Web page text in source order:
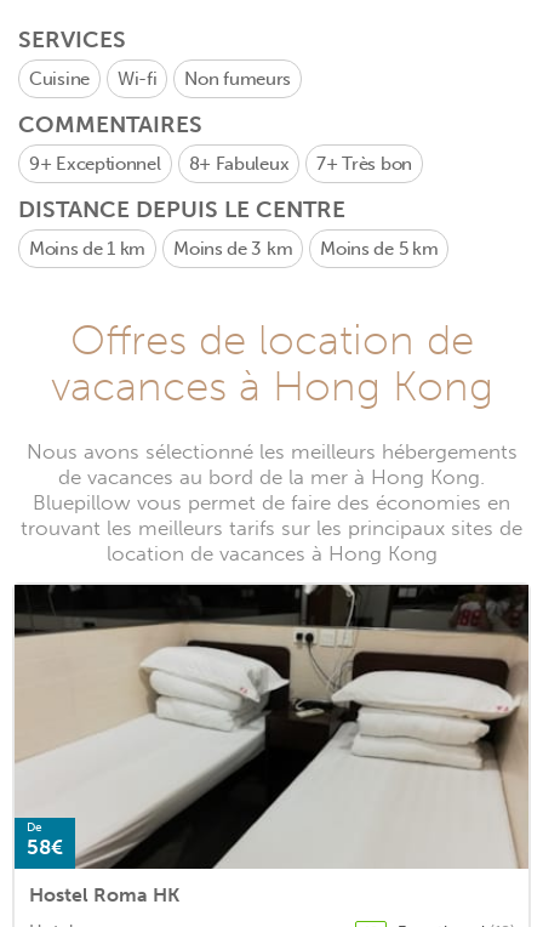
SERVICES
Cuisine Wi-fi Non fumeurs
COMMENTAIRES
9+ Exceptionnel 8+ Fabuleux 7+Très bon
DISTANCE DEPUIS LE CENTRE
Moins de 1 km Moins de 3 km Moins de 5 km
Offres de location de
vacances à Hong Kong
Nous avons sélectionné les meilleurs hébergements
de vacances au bord de la mer à Hong Kong.
Bluepillow vous permet de faire des économies en
trouvant les meilleurs tarifs sur les principaux sites de
location de vacances à Hong Kong
De
58€
Hostel Roma HK